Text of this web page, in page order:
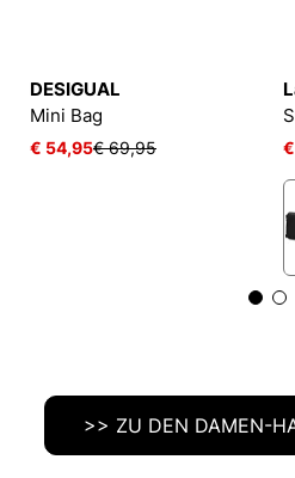
DESIGUAL
Mini Bag
€ 54,95€ 69,95
>> ZU DEN DAMEN-